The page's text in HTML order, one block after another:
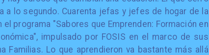
a lo segundo. Cuarenta jefas y jefes de hogar de la
programa "Sabores que Emprenden: Formación en
impulsado por FOSIS en el marco de sus
Familias. Lo que aprendieron va bastante más allá